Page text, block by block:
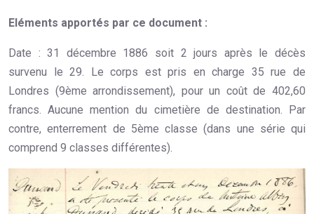
Eléments apportés par ce document :
Date : 31 décembre 1886 soit 2 jours après le décès
survenu le 29. Le corps est pris en charge 35 rue de
Londres (9ème arrondissement), pour un coût de 402,60
francs. Aucune mention du cimetière de destination. Par
contre, enterrement de 5ème classe (dans une série qui
comprend 9 classes différentes).